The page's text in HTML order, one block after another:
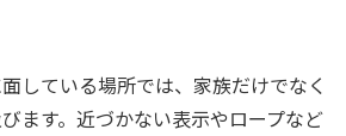
している場所では、家族だけでなく
ます。近づかない表示やロープなど